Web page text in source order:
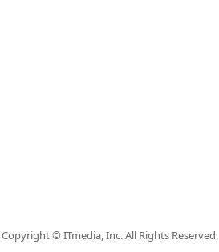
Copyright © ITmedia, Inc. All Rights Reserved.